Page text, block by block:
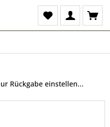
Rückgabe einstellen...